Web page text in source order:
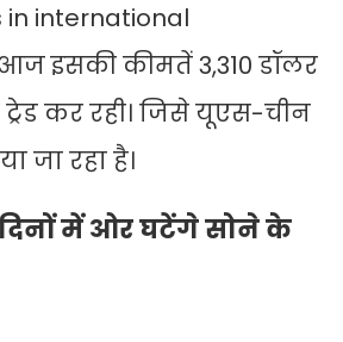
international
इसकी कीमतें 3,310 डॉलर
कर रही। जिसे यूएस-चीन
जा रहा है।
में ओर घटेंगे सोने के